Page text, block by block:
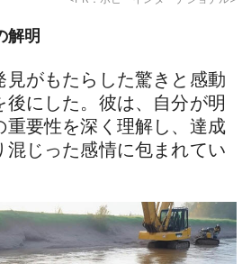
解明
見がもたらした驚きと感動
後にした。彼は、自分が明
重要性を深く理解し、達成
混じった感情に包まれてい